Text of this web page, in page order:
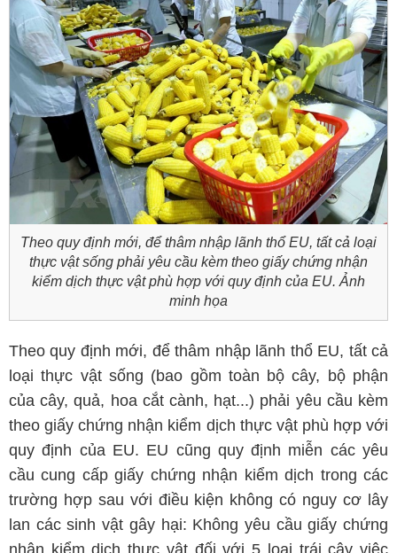
Theo quy định mới, để thâm nhập lãnh thổ EU, tất cả loại
thực vật sống phải yêu cầu kèm theo giấy chứng nhận
kiểm dịch thực vật phù hợp với quy định của EU. Ảnh
minh họa
Theo quy định mới, để thâm nhập lãnh thổ EU, tất cả
loại thực vật sống (bao gồm toàn bộ cây, bộ phận
của cây, quả, hoa cắt cành, hạt...) phải yêu cầu kèm
theo giấy chứng nhận kiểm dịch thực vật phù hợp với
quy định của EU. EU cũng quy định miễn các yêu
cầu cung cấp giấy chứng nhận kiểm dịch trong các
trường hợp sau với điều kiện không có nguy cơ lây
lan các sinh vật gây hại: Không yêu cầu giấy chứng
nhận kiểm dịch thực vật đối với 5 loại trái cây việc